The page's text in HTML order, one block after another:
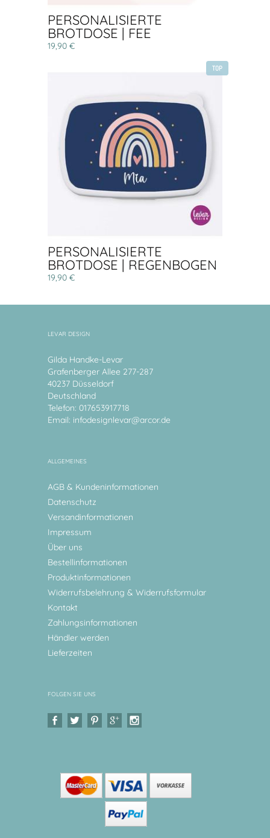
PERSONALISIERTE
BROTDOSE | FEE
19,90 €
TOP
PERSONALISIERTE
BROTDOSE | REGENBOGEN
19,90 €
LEVAR DESIGN
Gilda Handke-Levar
Grafenberger Allee 277-287
40237 Düsseldorf
Deutschland
Telefon: 017653917718
Email: infodesignlevar@arcor.de
ALLGEMEINES
AGB & Kundeninformationen
Datenschutz
Versandinformationen
Impressum
Über uns
Bestellinformationen
Produktinformationen
Widerrufsbelehrung & Widerrufsformular
Kontakt
Zahlungsinformationen
Händler werden
Lieferzeiten
FOLGEN SIE UNS